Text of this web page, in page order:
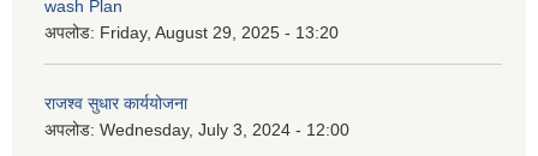
wash Plan
अपलोड: Friday, August 29, 2025 - 13:20
राजश्व सुधार कार्ययोजना
अपलोड: Wednesday, July 3, 2024 - 12:00